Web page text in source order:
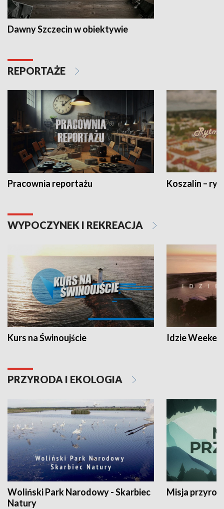
Dawny Szczecin w obiektywie
REPORTAŻE
Pracownia reportażu Koszalin –
WYPOCZYNEK I REKREACJA
Kurs na Świnoujście Idzie
PRZYRODA I EKOLOGIA
Woliński Park Narodowy - Skarbiec
Natury
Misja